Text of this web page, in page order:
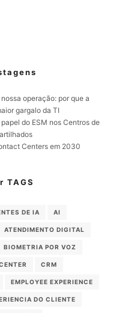
operação: por que a
gargalo da TI
do ESM nos Centros de
Centers em 2030
TAGS
DE IA AI
ATENDIMENTO DIGITAL
BIOMETRIA POR VOZ
CRM
EMPLOYEE EXPERIENCE
DO CLIENTE